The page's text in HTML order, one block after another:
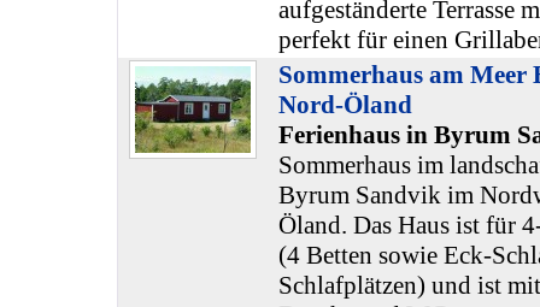
aufgeständerte Terrasse
perfekt für einen
Sommerhaus am
Nord-Öland
Ferienhaus in Byrum
Sommerhaus im
Byrum Sandvik im
Öland. Das Haus ist für
(4 Betten sowie Eck-
Schlafplätzen) und ist